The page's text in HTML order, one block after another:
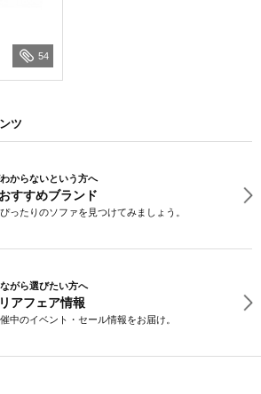
54
ツ
からないという方へ
すすめブランド
ったりのソファを見つけてみましょう。
がら選びたい方へ
アフェア情報
中のイベント・セール情報をお届け。